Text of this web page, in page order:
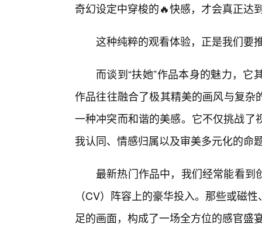
奇幻设定中穿梭的🔥快感，才会真正达
这种纯粹的观看体验，正是我们要
而谈到“扶她”作品本身的魅力，
作品往往融合了极其精美的画风与复
一种冲突而和谐的美感。它不仅挑战
我认同、情感归属以及审美多元化的命
最新热门作品中，我们经常能看到
（CV）阵容上的豪华投入。那些或磁
足的画面，构成了一场全方位的感官盛